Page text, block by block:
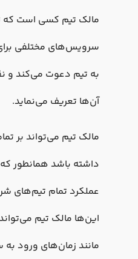
مالک تیم کسی است که
سرویس‌های مختلفی
به تیم دعوت می‌کند و
آن‌ها تعریف می‌نماید.
مالک تیم می‌تواند بر
داشته باشد همانطور
عملکرد تمام تیم‌های
این‌ها مالک تیم
مانند زمان‌های ورود به